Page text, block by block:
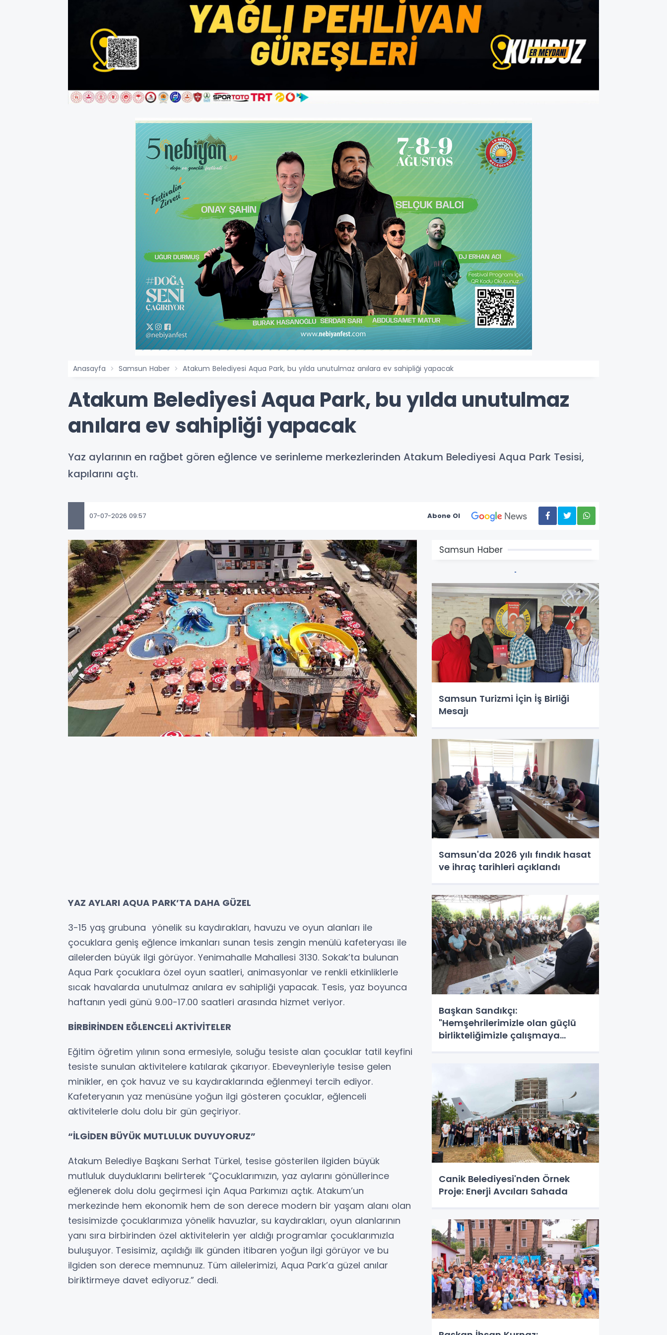
Anasayfa Samsun Haber Atakum Belediyesi Aqua Park, bu yılda unutulmaz anılara ev sahipliği yapacak
Atakum Belediyesi Aqua Park, bu yılda unutulmaz
anılara ev sahipliği yapacak
Yaz aylarının en rağbet gören eğlence ve serinleme merkezlerinden Atakum Belediyesi Aqua Park Tesisi,
kapılarını açtı.
07-07-2026 09:57 Abone Ol
YAZ AYLARI AQUA PARK’TA DAHA GÜZEL
3-15 yaş grubuna yönelik su kaydırakları, havuzu ve oyun alanları ile
çocuklara geniş eğlence imkanları sunan tesis zengin menülü kafeteryası ile
ailelerden büyük ilgi görüyor. Yenimahalle Mahallesi 3130. Sokak’ta bulunan
Aqua Park çocuklara özel oyun saatleri, animasyonlar ve renkli etkinliklerle
sıcak havalarda unutulmaz anılara ev sahipliği yapacak. Tesis, yaz boyunca
haftanın yedi günü 9.00-17.00 saatleri arasında hizmet veriyor.
BİRBİRİNDEN EĞLENCELİ AKTİVİTELER
Eğitim öğretim yılının sona ermesiyle, soluğu tesiste alan çocuklar tatil keyfini
tesiste sunulan aktivitelere katılarak çıkarıyor. Ebeveynleriyle tesise gelen
minikler, en çok havuz ve su kaydıraklarında eğlenmeyi tercih ediyor.
Kafeteryanın yaz menüsüne yoğun ilgi gösteren çocuklar, eğlenceli
aktivitelerle dolu dolu bir gün geçiriyor.
“İLGİDEN BÜYÜK MUTLULUK DUYUYORUZ”
Atakum Belediye Başkanı Serhat Türkel, tesise gösterilen ilgiden büyük
mutluluk duyduklarını belirterek “Çocuklarımızın, yaz aylarını gönüllerince
eğlenerek dolu dolu geçirmesi için Aqua Parkımızı açtık. Atakum’un
merkezinde hem ekonomik hem de son derece modern bir yaşam alanı olan
tesisimizde çocuklarımıza yönelik havuzlar, su kaydırakları, oyun alanlarının
yanı sıra birbirinden özel aktivitelerin yer aldığı programlar çocuklarımızla
buluşuyor. Tesisimiz, açıldığı ilk günden itibaren yoğun ilgi görüyor ve bu
ilgiden son derece memnunuz. Tüm ailelerimizi, Aqua Park’a güzel anılar
biriktirmeye davet ediyoruz.” dedi.
Samsun Haber
Samsun Turizmi İçin İş Birliği
Mesajı
Samsun'da 2026 yılı fındık hasat
ve ihraç tarihleri açıklandı
Başkan Sandıkçı:
"Hemşehrilerimizle olan güçlü
birlikteliğimizle çalışmaya
Canik Belediyesi'nden Örnek
Proje: Enerji Avcıları Sahada